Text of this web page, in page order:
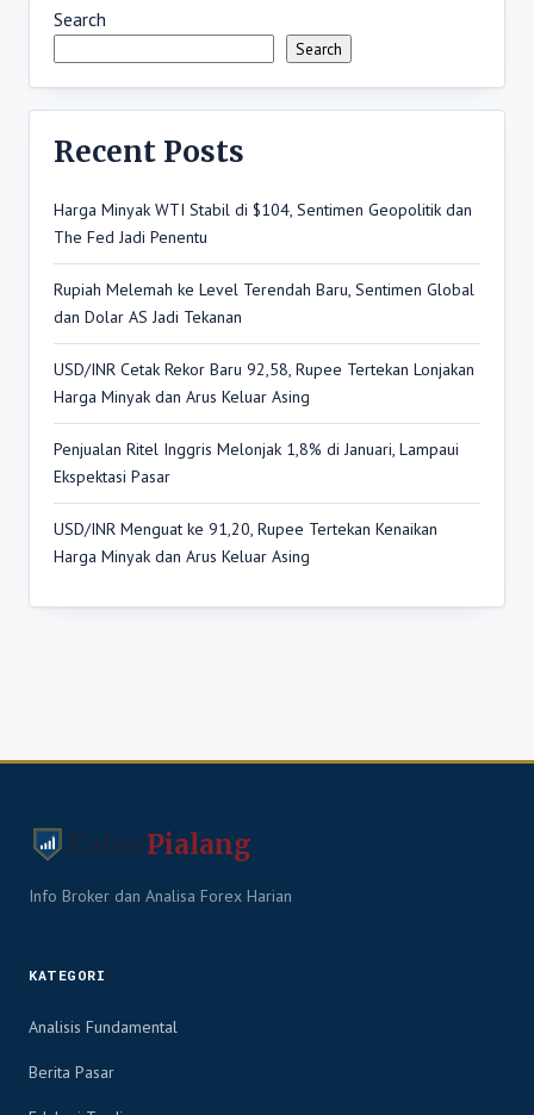
Search
Search
Recent Posts
Harga Minyak WTI Stabil di $104, Sentimen Geopolitik dan
The Fed Jadi Penentu
Rupiah Melemah ke Level Terendah Baru, Sentimen Global
dan Dolar AS Jadi Tekanan
USD/INR Cetak Rekor Baru 92,58, Rupee Tertekan Lonjakan
Harga Minyak dan Arus Keluar Asing
Penjualan Ritel Inggris Melonjak 1,8% di Januari, Lampaui
Ekspektasi Pasar
USD/INR Menguat ke 91,20, Rupee Tertekan Kenaikan
Harga Minyak dan Arus Keluar Asing
Pialang
Info Broker dan Analisa Forex Harian
KATEGORI
Analisis Fundamental
Berita Pasar